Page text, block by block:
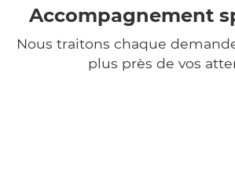
Accompagnement
Nous traitons chaque
plus près de vos